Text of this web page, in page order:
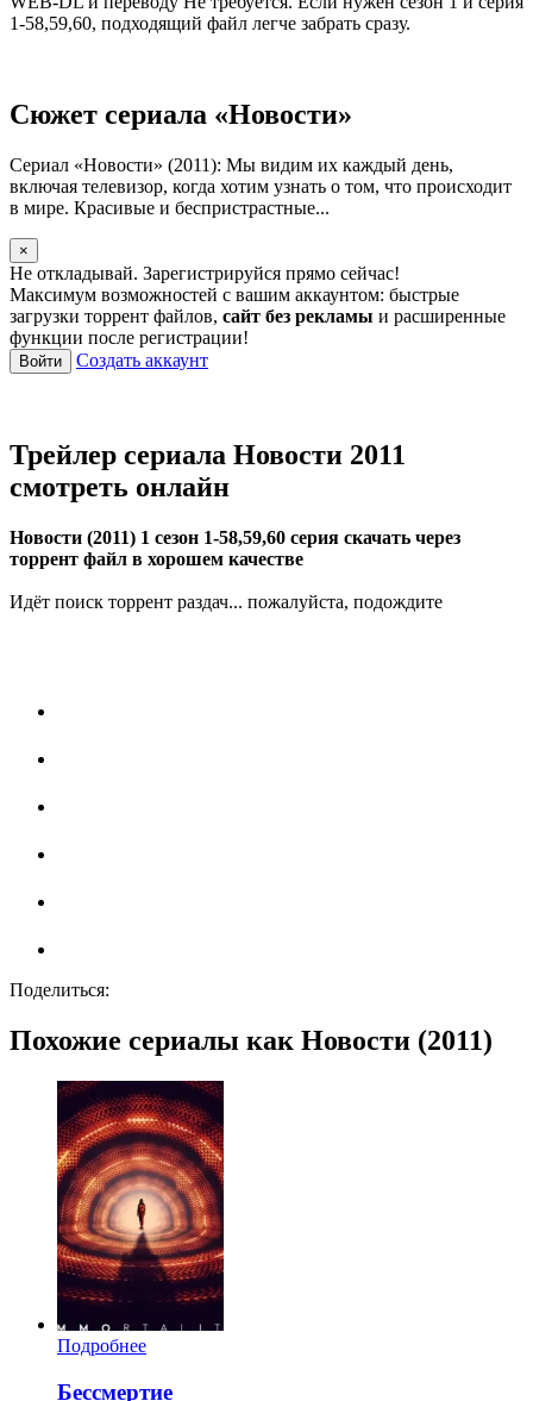
1-58,59,60, подходящий файл легче забрать сразу.
Сюжет сериала «Новости»
Сериал «Новости» (2011): Мы видим их каждый день,
включая телевизор, когда хотим узнать о том, что происходит
в мире. Красивые и беспристрастные...
×
Не откладывай. Зарегистрируйся прямо сейчас!
Максимум возможностей с вашим аккаунтом: быстрые
загрузки торрент файлов, сайт без рекламы и расширенные
функции после регистрации!
Войти Создать аккаунт
Трейлер сериала Новости 2011
смотреть онлайн
Новости (2011) 1 сезон 1-58,59,60 серия скачать через
торрент файл в хорошем качестве
Идёт поиск торрент раздач... пожалуйста, подождите
Поделиться:
Похожие сериалы как Новости (2011)
Подробнее
Бессмертие